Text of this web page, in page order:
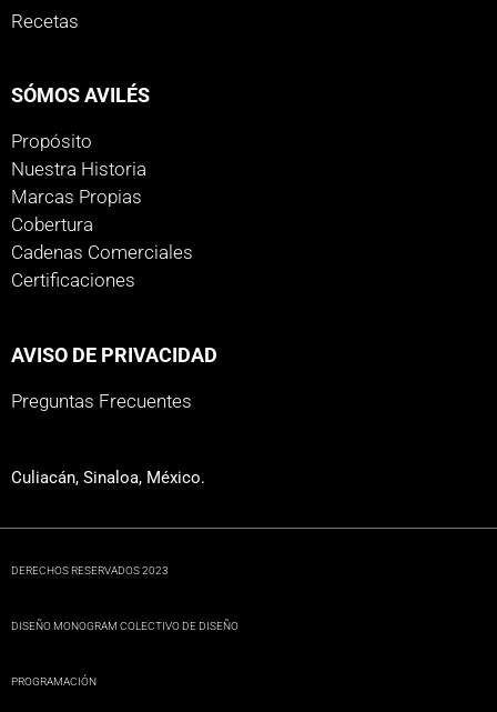
Recetas
SÓMOS AVILÉS
Propósito
Nuestra Historia
Marcas Propias
Cobertura
Cadenas Comerciales
Certificaciones
AVISO DE PRIVACIDAD
Preguntas Frecuentes
Culiacán, Sinaloa, México.
DERECHOS RESERVADOS 2023
DISEÑO MONOGRAM COLECTIVO DE DISEÑO
PROGRAMACIÓN